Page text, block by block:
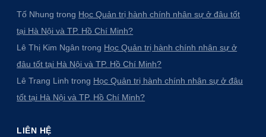
Tố Nhung trong Học Quản trị hành chính nhân sự ở đâu tốt
tại Hà Nội và TP. Hồ Chí Minh?
Lê Thị Kim Ngân trong Học Quản trị hành chính nhân sự ở
đâu tốt tại Hà Nội và TP. Hồ Chí Minh?
Lê Trang Linh trong Học Quản trị hành chính nhân sự ở đâu
tốt tại Hà Nội và TP. Hồ Chí Minh?
LIÊN HỆ